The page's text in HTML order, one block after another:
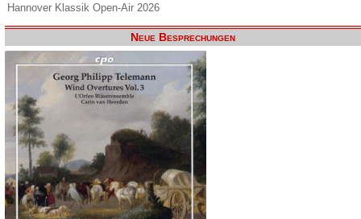
Hannover Klassik Open-Air 2026
Neue Besprechungen